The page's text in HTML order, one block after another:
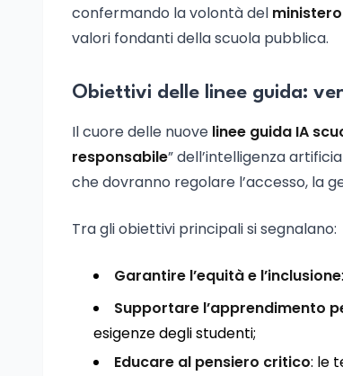
confermando la volontà del
valori fondanti della scuola pubblica.
Obiettivi delle linee guida:
Il cuore delle nuove linee guida IA
responsabile” dell’intelligenza
che dovranno regolare l’accesso, la
Tra gli obiettivi principali si segnalano:
Garantire l’equità e l’inclusione
Supportare l’apprendimento
esigenze degli studenti;
Educare al pensiero critico: le